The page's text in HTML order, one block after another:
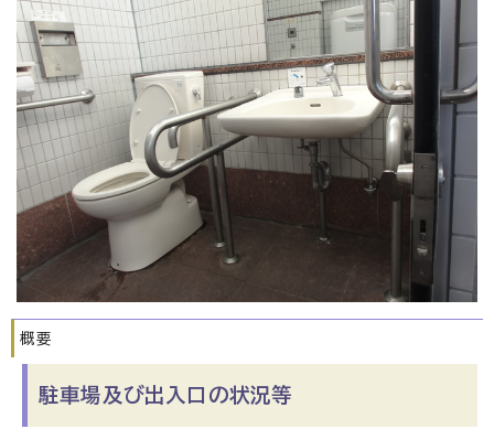
概要
駐車場及び出入口の状況等